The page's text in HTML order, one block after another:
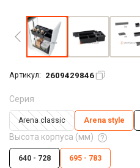
Артикул: 2609429846
Серия
Arena classic Arena style
Высота корпуса (мм)
640 - 728 695 - 783